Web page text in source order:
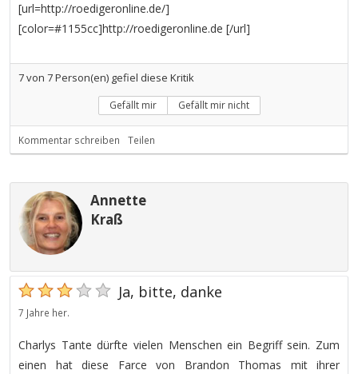
[url=http://roedigeronline.de/]
[color=#1155cc]http://roedigeronline.de [/url]
7von 7Person(en) gefiel diese Kritik
Gefällt mir Gefällt mir nicht
Kommentar schreiben Teilen
Annette
Kraß
Ja, bitte, danke
7 Jahre her.
Charlys Tante dürfte vielen Menschen ein Begriff sein. Zum
einen hat diese Farce von Brandon Thomas mit ihrer